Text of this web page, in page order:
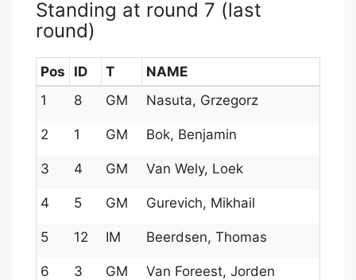
Standing at round 7 (last
round)
Pos ID T
NAME
1
8 GM Nasuta, Grzegorz
2 1 GM Bok, Benjamin
3 4 GM Van Wely, Loek
4 5 GM Gurevich, Mikhail
5 12 IM Beerdsen, Thomas
6 3 GM Van Foreest, Jorden